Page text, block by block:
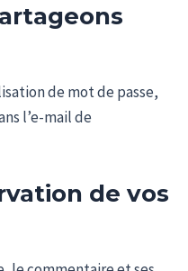
de mot de passe,
l’e-mail de
de vos